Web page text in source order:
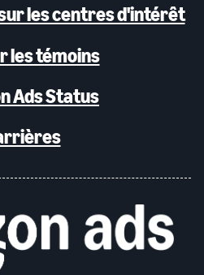
les centres d'intérêt
les témoins
Ads Status